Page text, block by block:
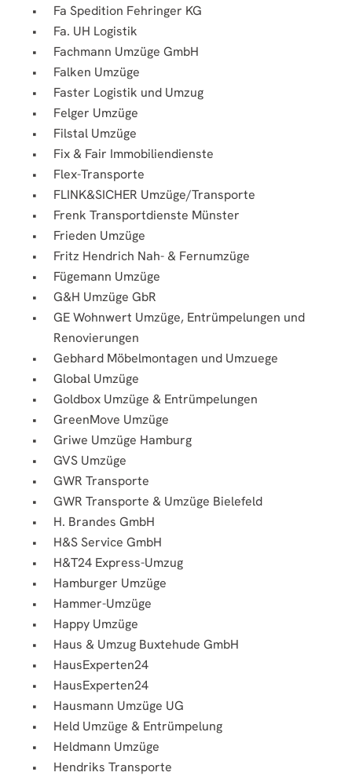
Fa Spedition Fehringer KG
Fa. UH Logistik
Fachmann Umzüge GmbH
Falken Umzüge
Faster Logistik und Umzug
Felger Umzüge
Filstal Umzüge
Fix & Fair Immobiliendienste
Flex-Transporte
FLINK&SICHER Umzüge/Transporte
Frenk Transportdienste Münster
Frieden Umzüge
Fritz Hendrich Nah- & Fernumzüge
Fügemann Umzüge
G&H Umzüge GbR
GE Wohnwert Umzüge, Entrümpelungen und
Renovierungen
Gebhard Möbelmontagen und Umzuege
Global Umzüge
Goldbox Umzüge & Entrümpelungen
GreenMove Umzüge
Griwe Umzüge Hamburg
GVS Umzüge
GWR Transporte
GWR Transporte & Umzüge Bielefeld
H. Brandes GmbH
H&S Service GmbH
H&T24 Express-Umzug
Hamburger Umzüge
Hammer-Umzüge
Happy Umzüge
Haus & Umzug Buxtehude GmbH
HausExperten24
HausExperten24
Hausmann Umzüge UG
Held Umzüge & Entrümpelung
Heldmann Umzüge
Hendriks Transporte